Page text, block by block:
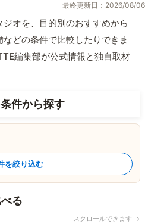
最終更新日：2026/08/06
オを、目的別のおすすめから
どの条件で比較したりできま
編集部が公式情報と独自取材
件から探す
を絞り込む
る
スクロールできます →